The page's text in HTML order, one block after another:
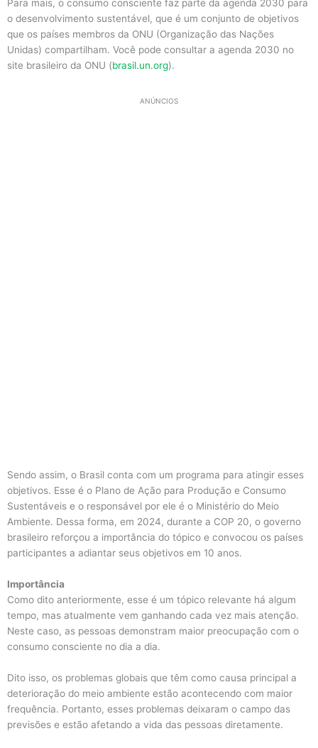
Para mais, o consumo consciente faz parte da agenda 2030 para
o desenvolvimento sustentável, que é um conjunto de objetivos
que os países membros da ONU (Organização das Nações
Unidas) compartilham. Você pode consultar a agenda 2030 no
site brasileiro da ONU (brasil.un.org).
ANÚNCIOS
Sendo assim, o Brasil conta com um programa para atingir esses
objetivos. Esse é o Plano de Ação para Produção e Consumo
Sustentáveis e o responsável por ele é o Ministério do Meio
Ambiente. Dessa forma, em 2024, durante a COP 20, o governo
brasileiro reforçou a importância do tópico e convocou os países
participantes a adiantar seus objetivos em 10 anos.
Importância
Como dito anteriormente, esse é um tópico relevante há algum
tempo, mas atualmente vem ganhando cada vez mais atenção.
Neste caso, as pessoas demonstram maior preocupação com o
consumo consciente no dia a dia.
Dito isso, os problemas globais que têm como causa principal a
deterioração do meio ambiente estão acontecendo com maior
frequência. Portanto, esses problemas deixaram o campo das
previsões e estão afetando a vida das pessoas diretamente.